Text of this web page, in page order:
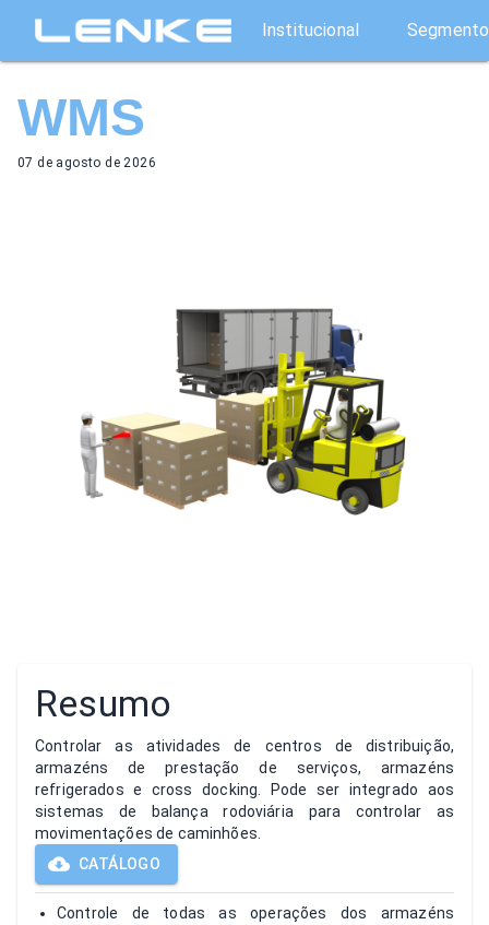
Institucional
WMS
07 de agosto de 2026
Resumo
Controlar as atividades de centros de distribuição,
armazéns de prestação de serviços, armazéns
refrigerados e cross docking. Pode ser integrado aos
sistemas de balança rodoviária para controlar as
movimentações de caminhões.
CATÁLOGO
Controle de todas as operações dos armazéns